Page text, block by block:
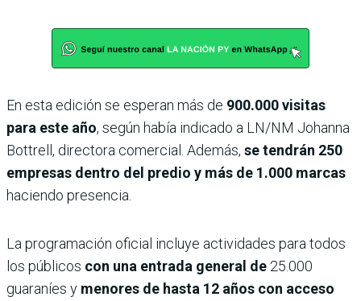
En esta edición se esperan más de 900.000 visitas
para este año, según había indicado a LN/NM Johanna
Bottrell, directora comercial. Además, se tendrán 250
empresas dentro del predio y más de 1.000 marcas
haciendo presencia.
La programación oficial incluye actividades para todos
los públicos con una entrada general de 25.000
guaraníes y menores de hasta 12 años con acceso